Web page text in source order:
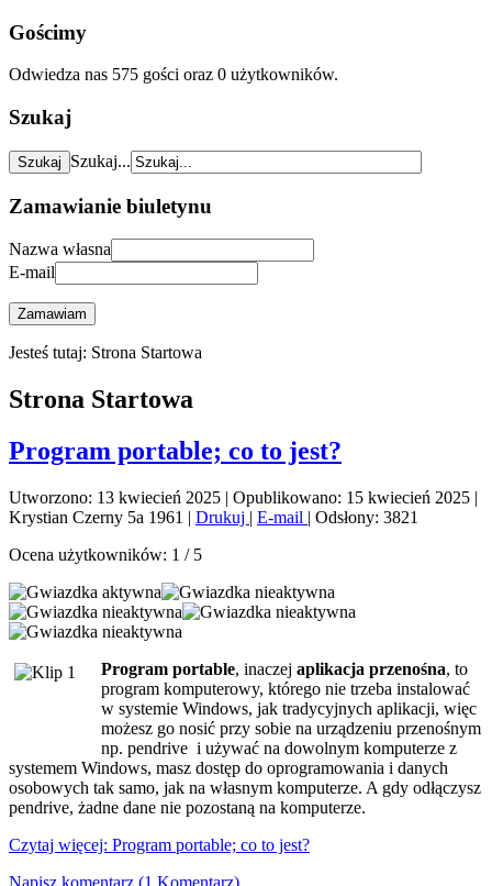
Gościmy
Odwiedza nas 575 gości oraz 0 użytkowników.
Szukaj
Szukaj...
Zamawianie biuletynu
Nazwa własna
E-mail
Zamawiam
Jesteś tutaj: Strona Startowa
Strona Startowa
Program portable; co to jest?
Utworzono: 13 kwiecień 2025 | Opublikowano: 15 kwiecień 2025 |
Krystian Czerny 5a 1961 | Drukuj | E-mail | Odsłony: 3821
Ocena użytkowników: 1 / 5
Program portable, inaczej aplikacja przenośna, to
program komputerowy, którego nie trzeba instalować
w systemie Windows, jak tradycyjnych aplikacji, więc
możesz go nosić przy sobie na urządzeniu przenośnym
np. pendrive i używać na dowolnym komputerze z
systemem Windows, masz dostęp do oprogramowania i danych
osobowych tak samo, jak na własnym komputerze. A gdy odłączysz
pendrive, żadne dane nie pozostaną na komputerze.
Czytaj więcej: Program portable; co to jest?
Napisz komentarz (1 Komentarz)